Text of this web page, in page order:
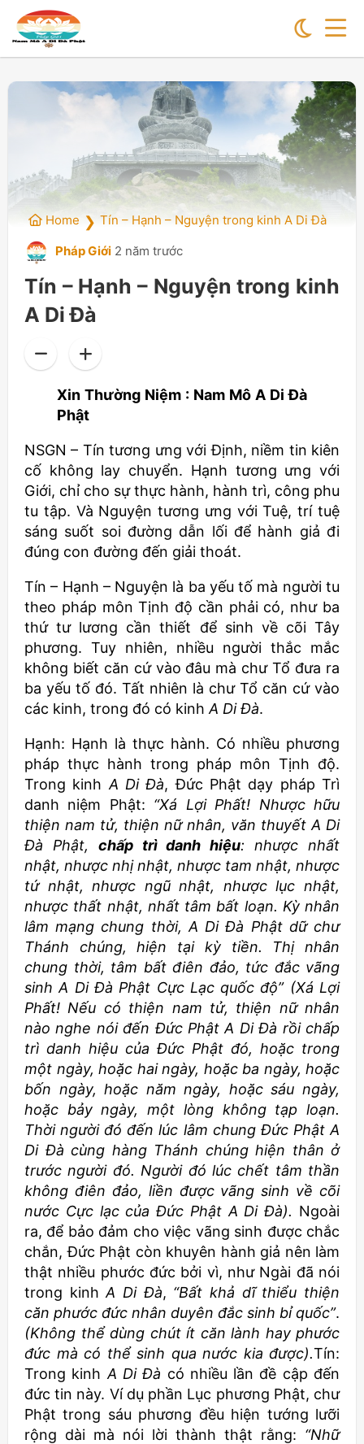
Home ❯ Tín – Hạnh – Nguyện trong kinh A Di Đà
Pháp Giới 2 năm trước
Tín – Hạnh – Nguyện trong kinh
A Di Đà
Xin Thường Niệm : Nam Mô A Di Đà
Phật
NSGN – Tín tương ưng với Định, niềm tin kiên
cố không lay chuyển. Hạnh tương ưng với
Giới, chỉ cho sự thực hành, hành trì, công phu
tu tập. Và Nguyện tương ưng với Tuệ, trí tuệ
sáng suốt soi đường dẫn lối để hành giả đi
đúng con đường đến giải thoát.
Tín – Hạnh – Nguyện là ba yếu tố mà người tu
theo pháp môn Tịnh độ cần phải có, như ba
thứ tư lương cần thiết để sinh về cõi Tây
phương. Tuy nhiên, nhiều người thắc mắc
không biết căn cứ vào đâu mà chư Tổ đưa ra
ba yếu tố đó. Tất nhiên là chư Tổ căn cứ vào
các kinh, trong đó có kinh A Di Đà.
Hạnh: Hạnh là thực hành. Có nhiều phương
pháp thực hành trong pháp môn Tịnh độ.
Trong kinh A Di Đà, Đức Phật dạy pháp Trì
danh niệm Phật: “Xá Lợi Phất! Nhược hữu
thiện nam tử, thiện nữ nhân, văn thuyết A Di
Đà Phật, chấp trì danh hiệu: nhược nhất
nhật, nhược nhị nhật, nhược tam nhật, nhược
tứ nhật, nhược ngũ nhật, nhược lục nhật,
nhược thất nhật, nhất tâm bất loạn. Kỳ nhân
lâm mạng chung thời, A Di Đà Phật dữ chư
Thánh chúng, hiện tại kỳ tiền. Thị nhân
chung thời, tâm bất điên đảo, tức đắc vãng
sinh A Di Đà Phật Cực Lạc quốc độ” (Xá Lợi
Phất! Nếu có thiện nam tử, thiện nữ nhân
nào nghe nói đến Đức Phật A Di Đà rồi chấp
trì danh hiệu của Đức Phật đó, hoặc trong
một ngày, hoặc hai ngày, hoặc ba ngày, hoặc
bốn ngày, hoặc năm ngày, hoặc sáu ngày,
hoặc bảy ngày, một lòng không tạp loạn.
Thời người đó đến lúc lâm chung Đức Phật A
Di Đà cùng hàng Thánh chúng hiện thân ở
trước người đó. Người đó lúc chết tâm thần
không điên đảo, liền được vãng sinh về cõi
nước Cực lạc của Đức Phật A Di Đà). Ngoài
ra, để bảo đảm cho việc vãng sinh được chắc
chắn, Đức Phật còn khuyên hành giả nên làm
thật nhiều phước đức bởi vì, như Ngài đã nói
trong kinhA Di Đà, “Bất khả dĩ thiểu thiện
căn phước đức nhân duyên đắc sinh bỉ quốc”.
(Không thể dùng chút ít căn lành hay phước
đức mà có thể sinh qua nước kia được).Tín:
Trong kinh A Di Đà có nhiều lần đề cập đến
đức tin này. Ví dụ phần Lục phương Phật, chư
Phật trong sáu phương đều hiện tướng lưỡi
rộng dài mà nói lời thành thật rằng: “Nhữ